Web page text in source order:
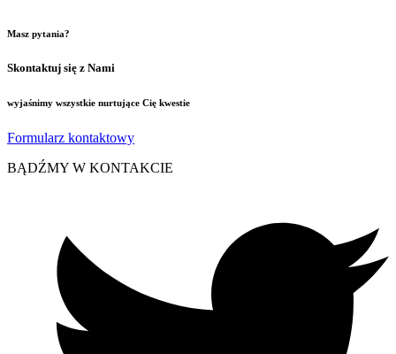
Masz pytania?
Skontaktuj się z Nami
wyjaśnimy wszystkie nurtujące Cię kwestie
Formularz kontaktowy
BĄDŹMY W KONTAKCIE